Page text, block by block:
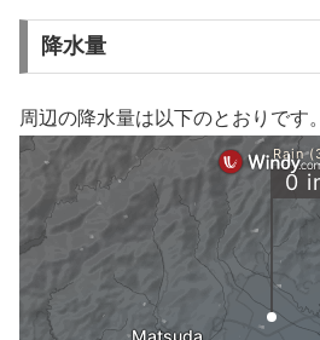
降水量
周辺の降水量は以下のとおりです。